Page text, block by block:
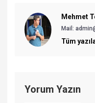
Mehmet
Mail:
Tüm
Yorum Yazın